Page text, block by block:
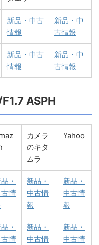
新品・中古
情報
新品・中
古情報
新品・中古
情報
新品・中
古情報
ASPH
カメラ
のキタ
ムラ
Yahoo
・
情
新品・
中古情
報
新品・
中古情
報
・
情
新品・
中古情
新品・
中古情